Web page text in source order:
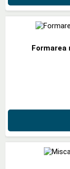
Formarea